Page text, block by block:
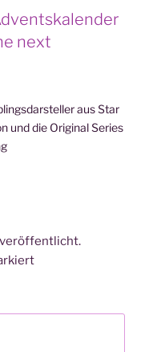
next
aus Star
und die Original Series